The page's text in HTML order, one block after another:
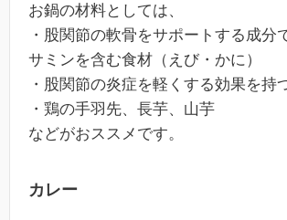
お鍋の材料としては、
・股関節の軟骨をサポートする成分
サミンを含む食材（えび・かに）
・股関節の炎症を軽くする効果を持
・鶏の手羽先、長芋、山芋
などがおススメです。
カレー